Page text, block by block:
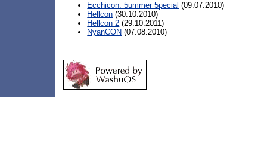
Ecchicon: 5ummer 5pecial (09.07.2010)
Hellcon (30.10.2010)
Hellcon 2 (29.10.2011)
NyanCON (07.08.2010)